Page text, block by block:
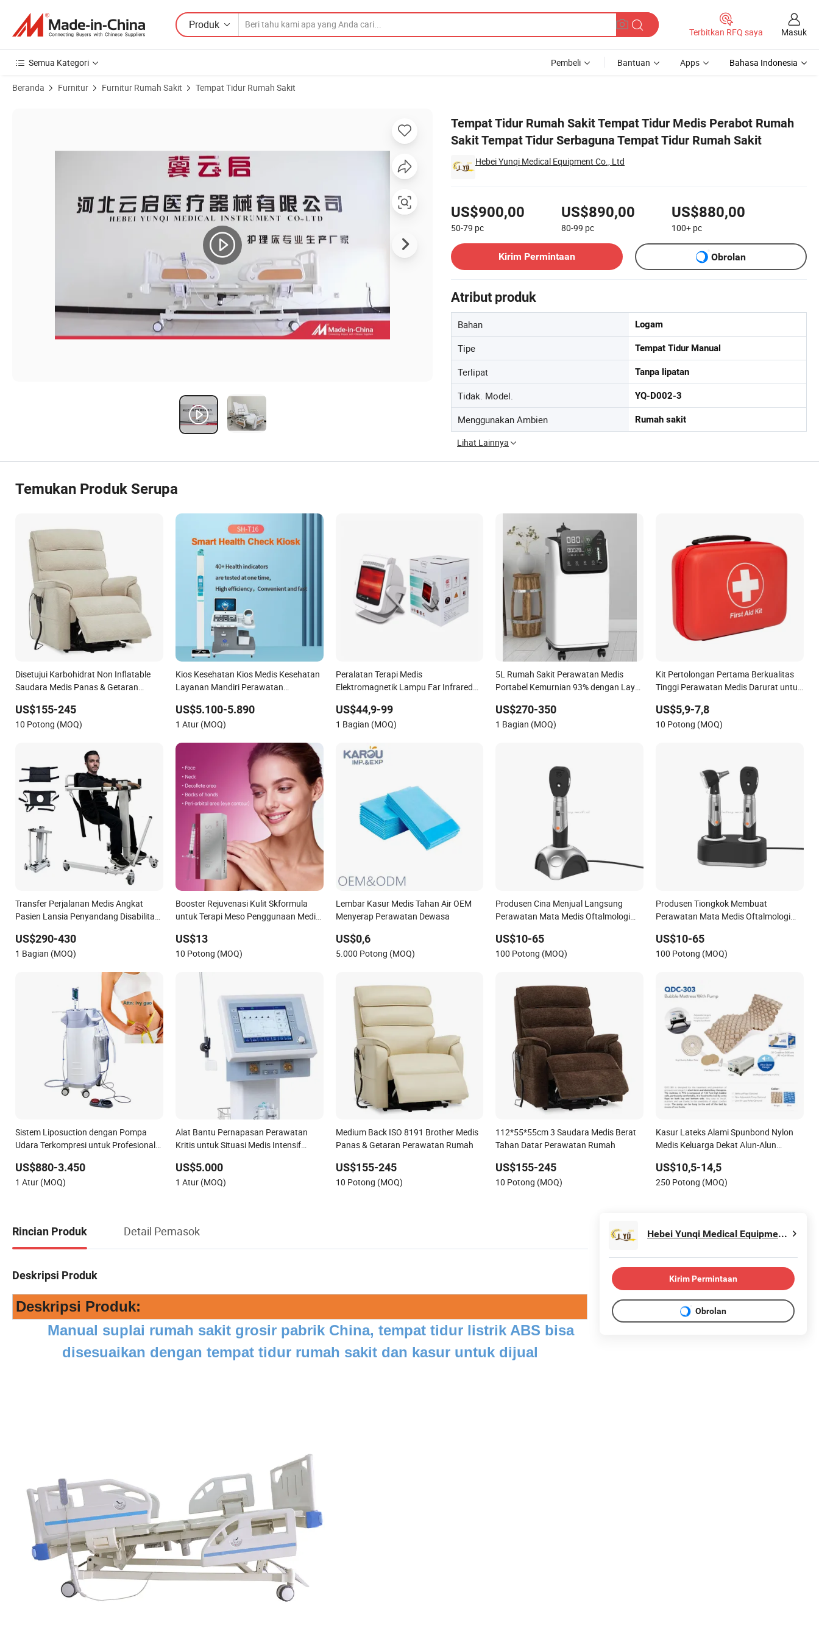
Produk
Terbitkan RFQ saya Masuk
Semua Kategori Pembeli Bantuan Apps Bahasa Indonesia
Beranda Furnitur Furnitur Rumah Sakit Tempat Tidur Rumah Sakit
Tempat Tidur Rumah Sakit Tempat Tidur Medis Perabot Rumah
Sakit Tempat Tidur Serbaguna Tempat Tidur Rumah Sakit
Hebei Yunqi Medical Equipment Co., Ltd
US$900,00
50-79 pc
US$890,00
80-99 pc
US$880,00
100+ pc
Kirim Permintaan
Obrolan
Atribut produk
Bahan Logam
Tipe Tempat Tidur Manual
Terlipat Tanpa lipatan
Tidak. Model. YQ-D002-3
Menggunakan Ambien Rumah sakit
Lihat Lainnya
Temukan Produk Serupa
Disetujui Karbohidrat Non Inflatable
Saudara Medis Panas & Getaran
US$155-245
10 Potong (MOQ)
Kios Kesehatan Kios Medis Kesehatan
Layanan Mandiri Perawatan
US$5.100-5.890
1 Atur (MOQ)
Peralatan Terapi Medis
Elektromagnetik Lampu Far Infrared
US$44,9-99
1 Bagian (MOQ)
5L Rumah Sakit Perawatan Medis
Portabel Kemurnian 93% dengan Layar
US$270-350
1 Bagian (MOQ)
Kit Pertolongan Pertama Berkualitas
Tinggi Perawatan Medis Darurat untuk
US$5,9-7,8
10 Potong (MOQ)
Transfer Perjalanan Medis Angkat
Pasien Lansia Penyandang Disabilitas
US$290-430
1 Bagian (MOQ)
Booster Rejuvenasi Kulit Skformula
untuk Terapi Meso Penggunaan Medis
US$13
10 Potong (MOQ)
Lembar Kasur Medis Tahan Air OEM
Menyerap Perawatan Dewasa
US$0,6
5.000 Potong (MOQ)
Produsen Cina Menjual Langsung
Perawatan Mata Medis Oftalmologi
Harga Pabrik
US$10-65
100 Potong (MOQ)
Produsen Tiongkok Membuat
Perawatan Mata Medis Oftalmologi
US$10-65
100 Potong (MOQ)
Sistem Liposuction dengan Pompa
Udara Terkompresi untuk Profesional
US$880-3.450
1 Atur (MOQ)
Alat Bantu Pernapasan Perawatan
Kritis untuk Situasi Medis Intensif
US$5.000
1 Atur (MOQ)
Medium Back ISO 8191 Brother Medis
Panas & Getaran Perawatan Rumah
US$155-245
10 Potong (MOQ)
112*55*55cm 3 Saudara Medis Berat
Tahan Datar Perawatan Rumah
US$155-245
10 Potong (MOQ)
Kasur Lateks Alami Spunbond Nylon
Medis Keluarga Dekat Alun-Alun
US$10,5-14,5
250 Potong (MOQ)
Rincian Produk Detail Pemasok
Deskripsi Produk
Deskripsi Produk:
Manual suplai rumah sakit grosir pabrik China, tempat tidur listrik ABS bisa
disesuaikan dengan tempat tidur rumah sakit dan kasur untuk dijual
Hebei Yunqi Medical Equipment Co., Ltd
Kirim Permintaan
Obrolan